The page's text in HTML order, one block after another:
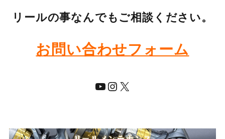
リールの事なんでもご相談ください。
お問い合わせフォーム
YouTube
Instagram
X